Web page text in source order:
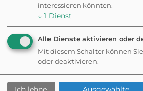
Möchten Sie
vonMapbox
bereitgestellte
externe Inhalte
laden?
Ja
interessieren könnten.
↓ 1 Dienst
Alle Dienste aktivieren oder
Mit diesem Schalter können
oder deaktivieren.